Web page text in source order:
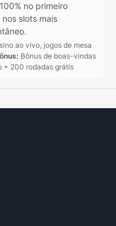
no primeiro
slots mais
ao vivo, jogos de mesa
Bônus de boas-vindas
+ 200 rodadas grátis